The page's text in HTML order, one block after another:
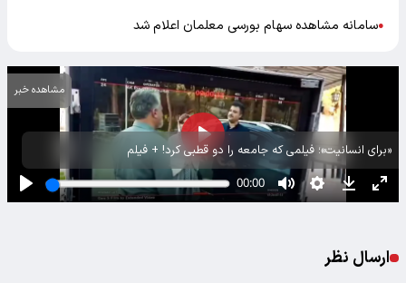
●سامانه مشاهده سهام بورسی معلمان اعلام شد
«برای انسانیت»؛ فیلمی که جامعه را دو قطبی کرد! + فیلم
مشاهده خبر
ارسال نظر